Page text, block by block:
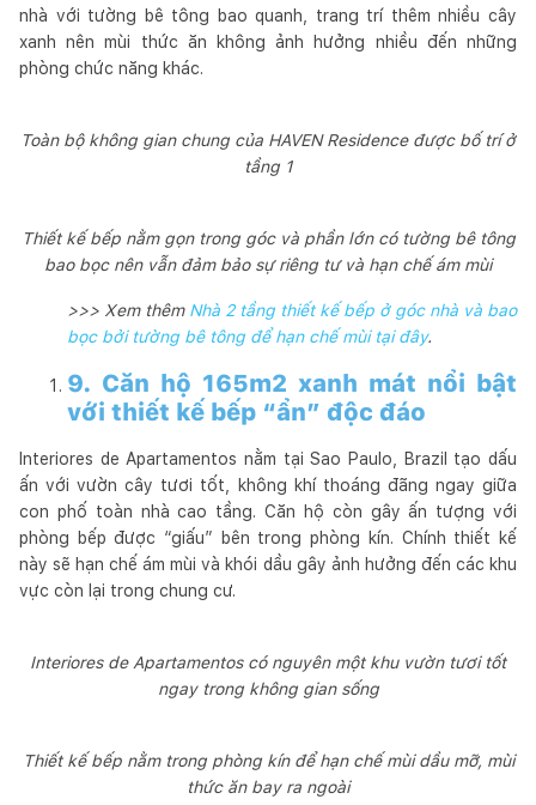
nhà với tường bê tông bao quanh, trang trí thêm nhiều cây
xanh nên mùi thức ăn không ảnh hưởng nhiều đến những
phòng chức năng khác.
Toàn bộ không gian chung của HAVEN Residence được bố trí ở
tầng 1
Thiết kế bếp nằm gọn trong góc và phần lớn có tường bê tông
bao bọc nên vẫn đảm bảo sự riêng tư và hạn chế ám mùi
>>> Xem thêm Nhà 2 tầng thiết kế bếp ở góc nhà và bao
bọc bởi tường bê tông để hạn chế mùi tại đây.
9. Căn hộ 165m2 xanh mát nổi bật
với thiết kế bếp “ẩn” độc đáo
Interiores de Apartamentos nằm tại Sao Paulo, Brazil tạo dấu
ấn với vườn cây tươi tốt, không khí thoáng đãng ngay giữa
con phố toàn nhà cao tầng. Căn hộ còn gây ấn tượng với
phòng bếp được “giấu” bên trong phòng kín. Chính thiết kế
này sẽ hạn chế ám mùi và khói dầu gây ảnh hưởng đến các khu
vực còn lại trong chung cư.
Interiores de Apartamentos có nguyên một khu vườn tươi tốt
ngay trong không gian sống
Thiết kế bếp nằm trong phòng kín để hạn chế mùi dầu mỡ, mùi
thức ăn bay ra ngoài